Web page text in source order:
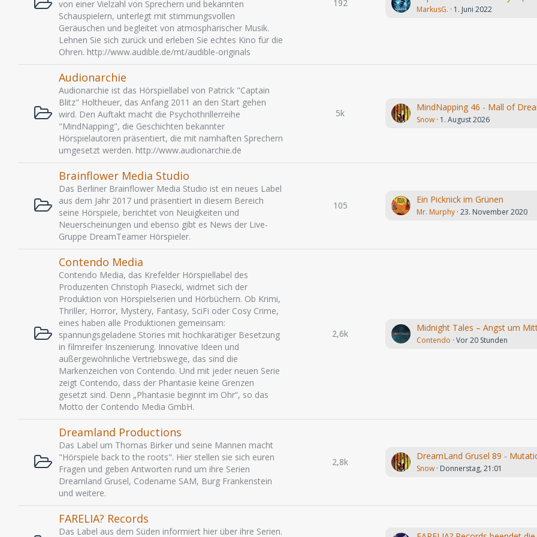
von einer Vielzahl von Sprechern und bekannten
Schauspielern, unterlegt mit stimmungsvollen
Geräuschen und begleitet von atmosphärischer Musik.
Lehnen Sie sich zurück und erleben Sie echtes Kino für die
Ohren. http://www.audible.de/mt/audible-originals
192
MarkusG. 1. Juni 2022
Audionarchie
Audionarchie ist das Hörspiellabel von Patrick "Captain
Blitz" Holtheuer, das Anfang 2011 an den Start gehen
wird. Den Auftakt macht die Psychothrillerreihe
"MindNapping", die Geschichten bekannter
Hörspielautoren präsentiert, die mit namhaften Sprechern
umgesetzt werden. http://www.audionarchie.de
5k
MindNapping 46 - Mall of
Snow 1. August 2026
Brainflower Media Studio
Das Berliner Brainflower Media Studio ist ein neues Label
aus dem Jahr 2017 und präsentiert in diesem Bereich
seine Hörspiele, berichtet von Neuigkeiten und
Neuerscheinungen und ebenso gibt es News der Live-
Gruppe DreamTeamer Hörspieler.
105
Ein Picknick im Grünen
Mr. Murphy 23. November 2020
Contendo Media
Contendo Media, das Krefelder Hörspiellabel des
Produzenten Christoph Piasecki, widmet sich der
Produktion von Hörspielserien und Hörbüchern. Ob Krimi,
Thriller, Horror, Mystery, Fantasy, SciFi oder Cosy Crime,
eines haben alle Produktionen gemeinsam:
spannungsgeladene Stories mit hochkarätiger Besetzung
in filmreifer Inszenierung. Innovative Ideen und
außergewöhnliche Vertriebswege, das sind die
Markenzeichen von Contendo. Und mit jeder neuen Serie
zeigt Contendo, dass der Phantasie keine Grenzen
gesetzt sind. Denn „Phantasie beginnt im Ohr“, so das
Motto der Contendo Media GmbH.
2,6k
Contendo Vor 20 Stunden
Dreamland Productions
Das Label um Thomas Birker und seine Mannen macht
"Hörspiele back to the roots". Hier stellen sie sich euren
Fragen und geben Antworten rund um ihre Serien
Dreamland Grusel, Codename SAM, Burg Frankenstein
und weitere.
2,8k
Snow Donnerstag, 21:01
FARELIA? Records
Das Label aus dem Süden informiert hier über ihre Serien.